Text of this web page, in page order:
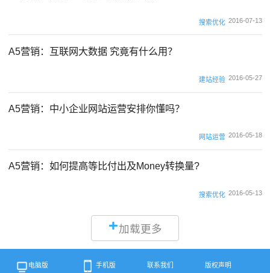
搜索优化 2016-07-13
A5营销：互联网大数据 究竟有什么用？
建站经验 2016-05-27
A5营销：中小企业网站运营安排你懂吗？
网站运营 2016-05-18
A5营销：如何提高等比付出及Money转换量?
搜索优化 2016-05-13
加载更多
电脑版 手机版 联系我们 版权声明